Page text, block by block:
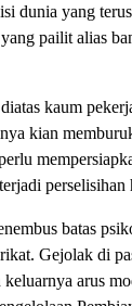
dunia yang
pailit alias
kaum
kian
batas
Gejolak di
arus